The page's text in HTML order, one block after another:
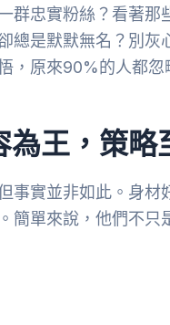
群忠實粉絲？看著那
總是默默無名？別灰
，原來90%的人都忽
王，策略
實並非如此。身材
簡單來說，他們不只